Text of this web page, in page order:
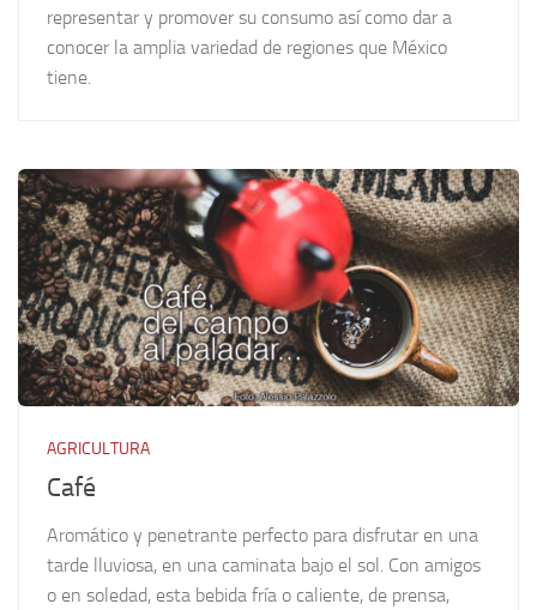
representar y promover su consumo así como dar a
conocer la amplia variedad de regiones que México
tiene.
AGRICULTURA
Café
Aromático y penetrante perfecto para disfrutar en una
tarde lluviosa, en una caminata bajo el sol. Con amigos
o en soledad, esta bebida fría o caliente, de prensa,